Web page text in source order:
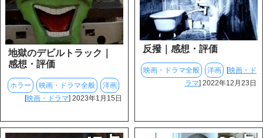
地獄のデビルトラック｜
感想・評価
ホラー 映画・ドラマ全般
洋画
[映画・ドラマ] 2023年1月15日
反撥｜感想・評価
映画・ドラマ全般 洋画 [映画・ド
ラマ] 2022年12月23日